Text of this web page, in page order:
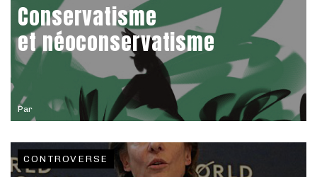
Par
Conservatisme
et néoconservatisme
CONTROVERSE